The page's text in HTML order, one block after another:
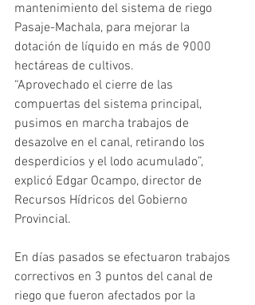
mantenimiento del sistema de riego
Pasaje-Machala, para mejorar la
dotación de líquido en más de 9000
hectáreas de cultivos.
“Aprovechado el cierre de las
compuertas del sistema principal,
pusimos en marcha trabajos de
desazolve en el canal, retirando los
desperdicios y el lodo acumulado”,
explicó Edgar Ocampo, director de
Recursos Hídricos del Gobierno
Provincial.
En días pasados se efectuaron trabajos
correctivos en 3 puntos del canal de
riego que fueron afectados por la